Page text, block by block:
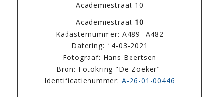
Academiestraat 10
Academiestraat 10
Kadasternummer: A489 -A482
Datering: 14-03-2021
Fotograaf: Hans Beertsen
Bron: Fotokring "De Zoeker"
Identificatienummer: A-26-01-00446